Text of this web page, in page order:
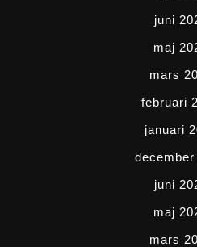
juni
maj
mars
februari
januari
december
juni
maj
mars